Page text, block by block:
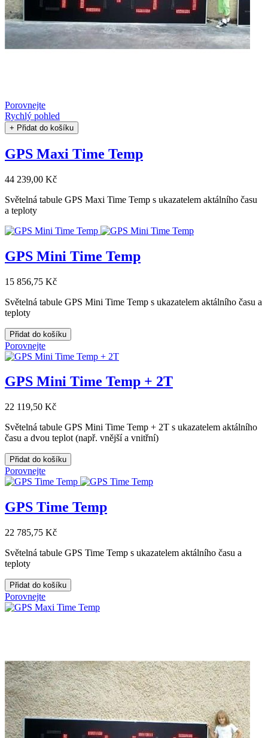
Porovnejte
Rychlý pohled
+ Přidat do košíku
GPS Maxi Time Temp
44 239,00 Kč
Světelná tabule GPS Maxi Time Temp s ukazatelem aktálního času
a teploty
GPS Mini Time Temp
15 856,75 Kč
Světelná tabule GPS Mini Time Temp s ukazatelem aktálního času a
teploty
Přidat do košíku
Porovnejte
GPS Mini Time Temp + 2T
22 119,50 Kč
Světelná tabule GPS Mini Time Temp + 2T s ukazatelem aktálního
času a dvou teplot (např. vnější a vnitřní)
Přidat do košíku
Porovnejte
GPS Time Temp
22 785,75 Kč
Světelná tabule GPS Time Temp s ukazatelem aktálního času a
teploty
Přidat do košíku
Porovnejte